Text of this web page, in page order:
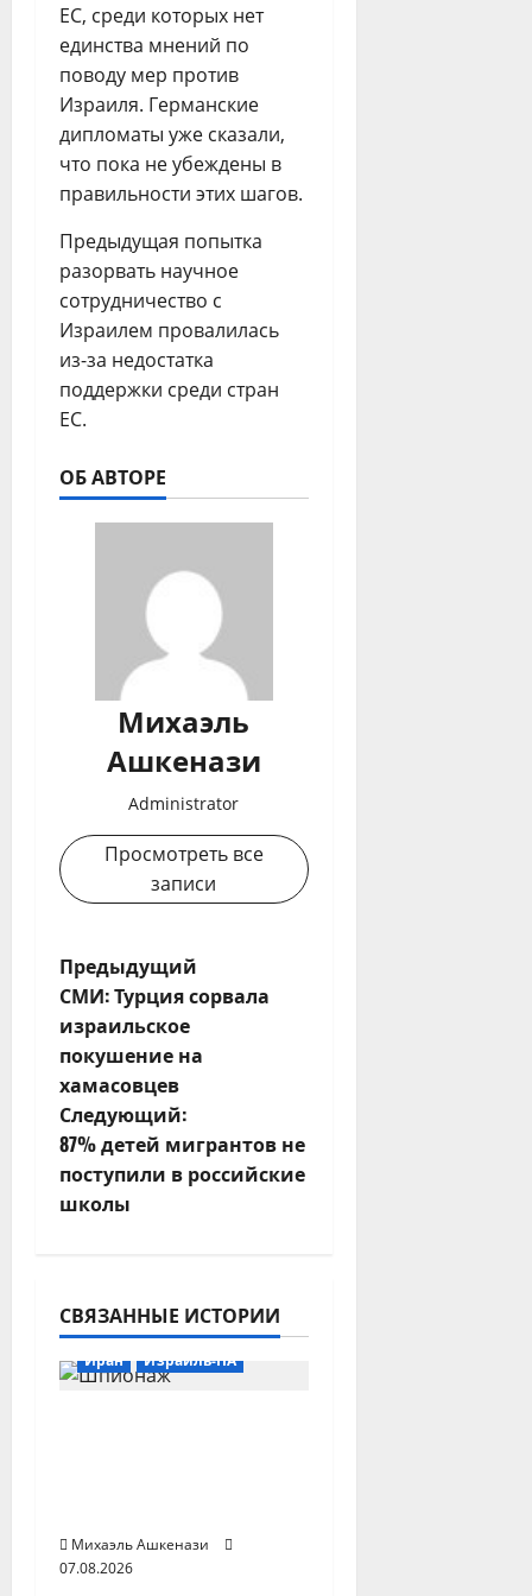
ЕС, среди которых нет
единства мнений по
поводу мер против
Израиля. Германские
дипломаты уже сказали,
что пока не убеждены в
правильности этих шагов.
Предыдущая попытка
разорвать научное
сотрудничество с
Израилем провалилась
из-за недостатка
поддержки среди стран
ЕС.
ОБ АВТОРЕ
Михаэль
Ашкенази
Administrator
Просмотреть все
записи
Н
а
в
и
г
а
и
я
и
Предыдущий
СМИ: Турция сорвала
израильское
покушение на
хамасовцев
Следующий:
87% детей мигрантов не
поступили в российские
школы
СВЯЗАННЫЕ ИСТОРИИ
Иран Израиль-ПА
Михаэль Ашкенази
07.08.2026
Израиль-ПА